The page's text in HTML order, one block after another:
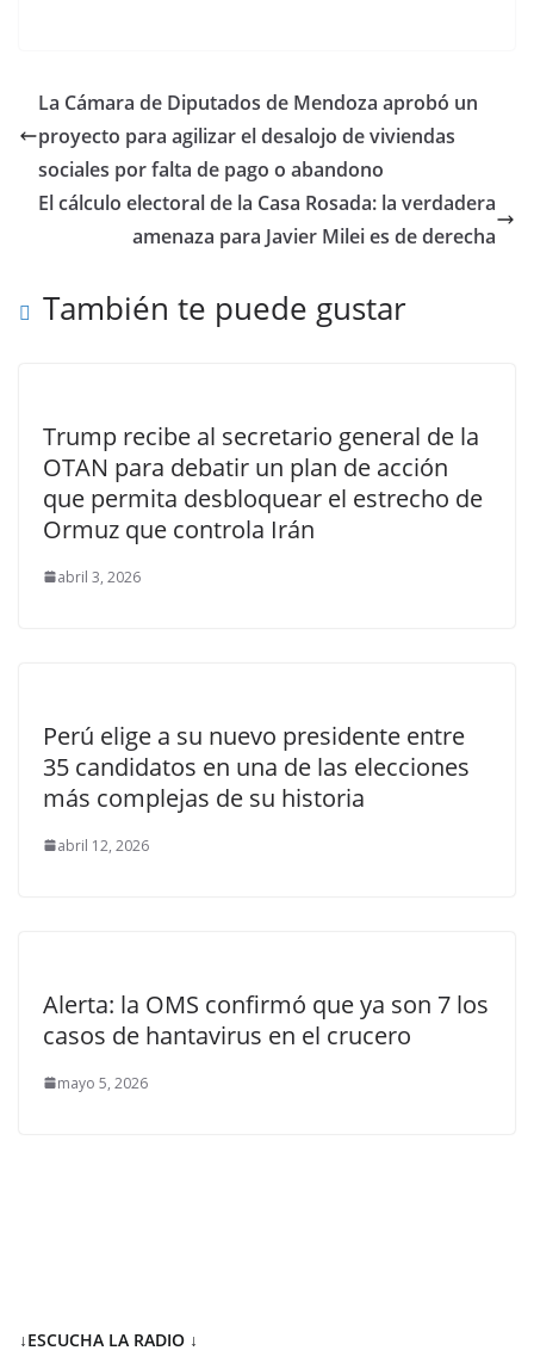
La Cámara de Diputados de Mendoza aprobó un
proyecto para agilizar el desalojo de viviendas
sociales por falta de pago o abandono
El cálculo electoral de la Casa Rosada: la verdadera
amenaza para Javier Milei es de derecha
También te puede gustar
Trump recibe al secretario general de la
OTAN para debatir un plan de acción
que permita desbloquear el estrecho de
Ormuz que controla Irán
abril 3, 2026
Perú elige a su nuevo presidente entre
35 candidatos en una de las elecciones
más complejas de su historia
abril 12, 2026
Alerta: la OMS confirmó que ya son 7 los
casos de hantavirus en el crucero
mayo 5, 2026
↓ESCUCHA LA RADIO ↓